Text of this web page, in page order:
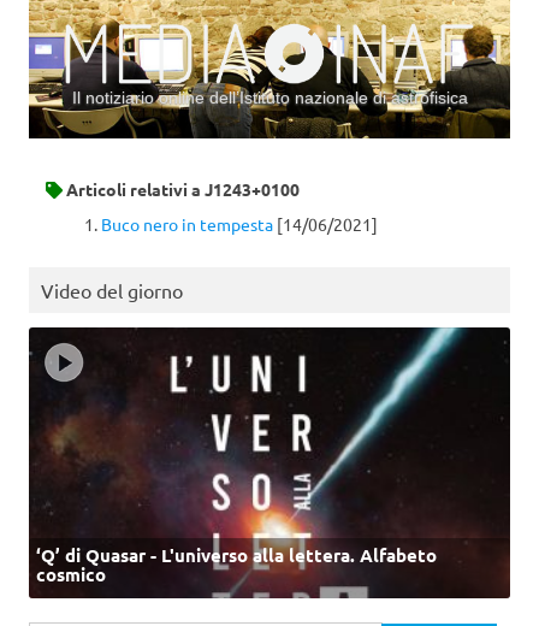
Il notiziario online dell’Istituto nazionale di astrofisica
Articoli relativi a J1243+0100
Buco nero in tempesta [14/06/2021]
Video del giorno
‘Q’ di Quasar - L'universo alla lettera. Alfabeto
cosmico